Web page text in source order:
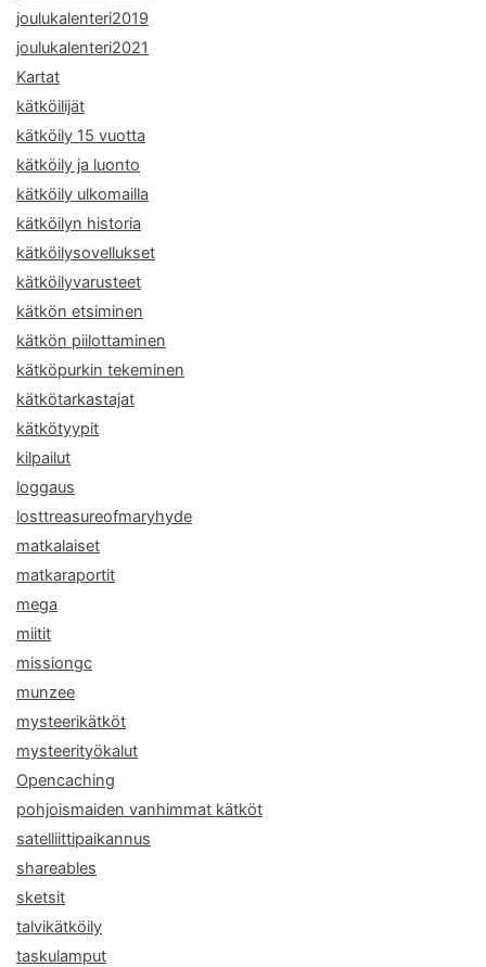
joulukalenteri2019
joulukalenteri2021
Kartat
kätköilijät
kätköily 15 vuotta
kätköily ja luonto
kätköily ulkomailla
kätköilyn historia
kätköilysovellukset
kätköilyvarusteet
kätkön etsiminen
kätkön piilottaminen
kätköpurkin tekeminen
kätkötarkastajat
kätkötyypit
kilpailut
loggaus
losttreasureofmaryhyde
matkalaiset
matkaraportit
mega
miitit
missiongc
munzee
mysteerikätköt
mysteerityökalut
Opencaching
pohjoismaiden vanhimmat kätköt
satelliittipaikannus
shareables
sketsit
talvikätköily
taskulamput